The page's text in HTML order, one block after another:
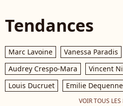
Tendances
Marc Lavoine Vanessa Paradis
Audrey Crespo-Mara
Vincent
Louis Ducruet
Emilie Dequenne
VOIR TOUS LES